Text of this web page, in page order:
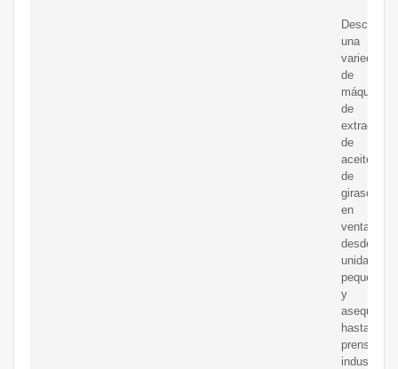
Descubre
una
variedad
de
máquinas
de
extracción
de
aceite
de
girasol
en
venta,
desde
unidades
pequeñas
y
asequibles
hasta
prensas